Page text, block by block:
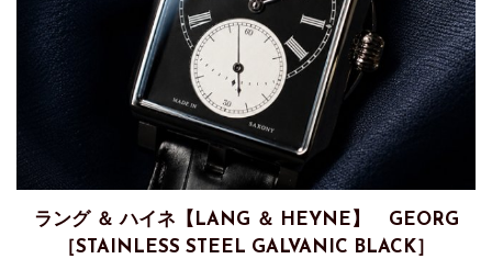
ラング ＆ ハイネ【LANG ＆ HEYNE】 GEORG
［STAINLESS STEEL GALVANIC BLACK］